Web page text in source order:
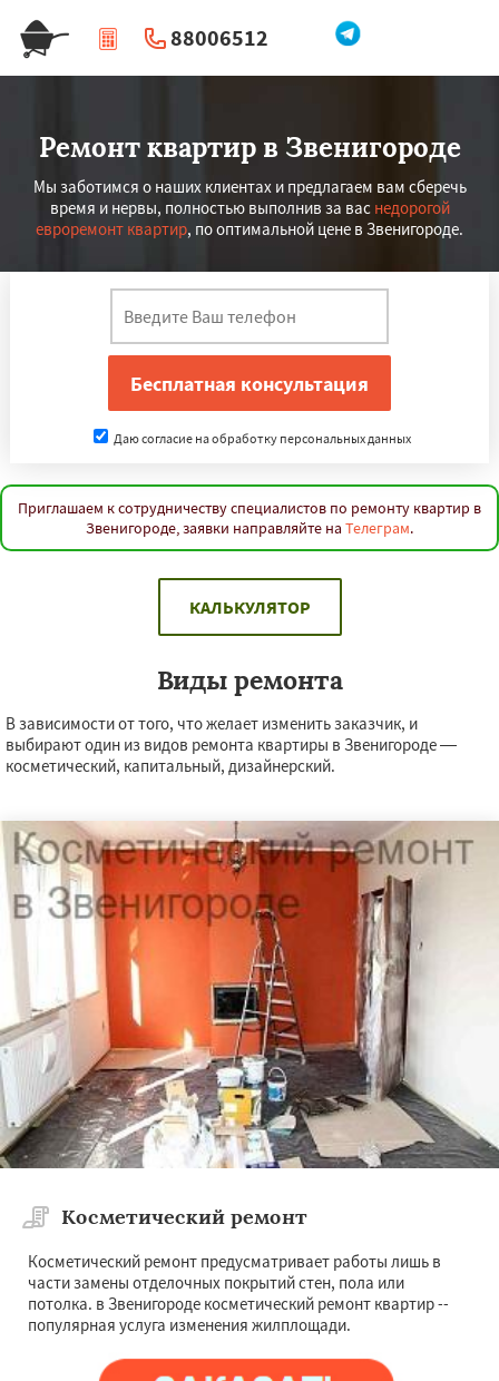
88006512
| Перезвоните мне
Ремонт квартир в Звенигороде
Мы заботимся о наших клиентах и предлагаем вам сберечь
время и нервы, полностью выполнив за вас недорогой
евроремонт квартир, по оптимальной цене в Звенигороде.
Даю согласие на обработку персональных данных
Приглашаем к сотрудничеству специалистов по ремонту квартир в
Звенигороде, заявки направляйте на Телеграм.
КАЛЬКУЛЯТОР
Виды ремонта
В зависимости от того, что желает изменить заказчик, и
выбирают один из видов ремонта квартиры в Звенигороде —
косметический, капитальный, дизайнерский.
Косметический ремонт
Косметический ремонт предусматривает работы лишь в
части замены отделочных покрытий стен, пола или
потолка. в Звенигороде косметический ремонт квартир --
популярная услуга изменения жилплощади.